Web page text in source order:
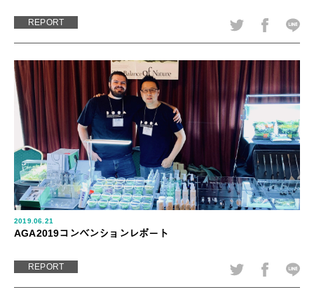
REPORT
2019.06.21
AGA2019コンベンションレポート
REPORT